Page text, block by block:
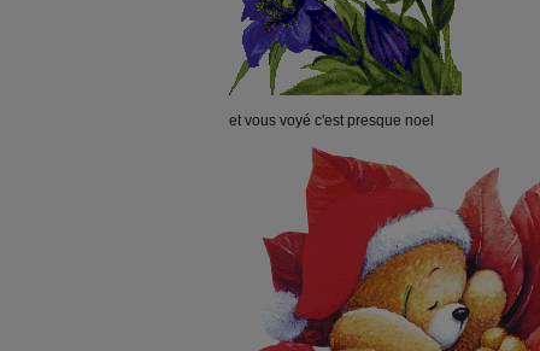
et vous voyé c'est presque noel